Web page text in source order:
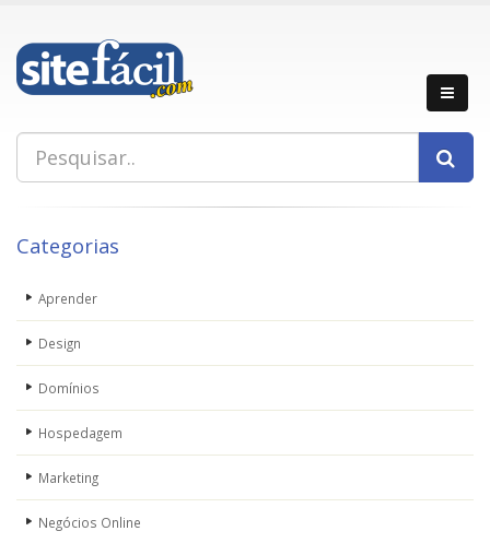
Categorias
Aprender
Design
Domínios
Hospedagem
Marketing
Negócios Online